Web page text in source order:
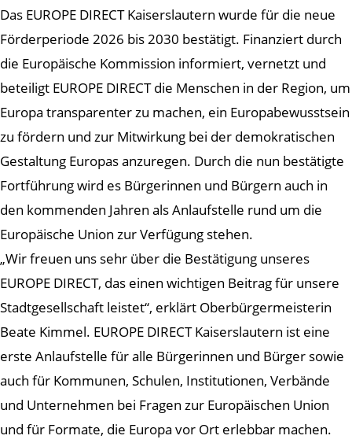
Das EUROPE DIRECT Kaiserslautern wurde für die neue
Förderperiode 2026 bis 2030 bestätigt. Finanziert durch
die Europäische Kommission informiert, vernetzt und
beteiligt EUROPE DIRECT die Menschen in der Region, um
Europa transparenter zu machen, ein Europabewusstsein
zu fördern und zur Mitwirkung bei der demokratischen
Gestaltung Europas anzuregen. Durch die nun bestätigte
Fortführung wird es Bürgerinnen und Bürgern auch in
den kommenden Jahren als Anlaufstelle rund um die
Europäische Union zur Verfügung stehen.
„Wir freuen uns sehr über die Bestätigung unseres
EUROPE DIRECT, das einen wichtigen Beitrag für unsere
Stadtgesellschaft leistet“, erklärt Oberbürgermeisterin
Beate Kimmel. EUROPE DIRECT Kaiserslautern ist eine
erste Anlaufstelle für alle Bürgerinnen und Bürger sowie
auch für Kommunen, Schulen, Institutionen, Verbände
und Unternehmen bei Fragen zur Europäischen Union
und für Formate, die Europa vor Ort erlebbar machen.